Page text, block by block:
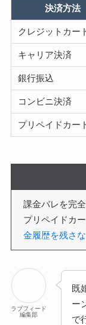
決済方法
クレジットカー
キャリア決済
銀行振込
コンビニ決済
プリペイドカー
課金バレを完
プリペイドカ
金履歴を残さ
ラブフィード
編集部
既
ー
で